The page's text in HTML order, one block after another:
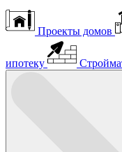
Проекты домов
ипотеку